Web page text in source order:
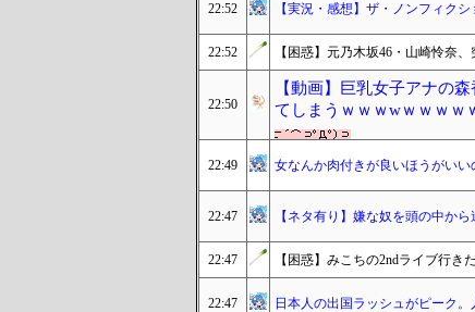
22:52 【実況・感想】ザ・ノンフィク
22:52 【困惑】元乃木坂46・山崎怜奈
22:50
【動画】巨乳女子アナの
てしまうｗｗｗwｗｗｗｗ
22:49 女なんか肉付きが良いほうがい
22:47 【ネタ有り】嫌な奴を頭の中か
22:47 【困惑】みこちの2ndライブ行き
22:47 日本人の出国ラッシュがピーク